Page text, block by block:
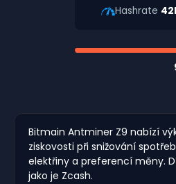
Hashrate
Bitmain Antminer Z9 nabízí
ziskovosti při snižování
elektřiny a preferencí měny.
jako je Zcash.